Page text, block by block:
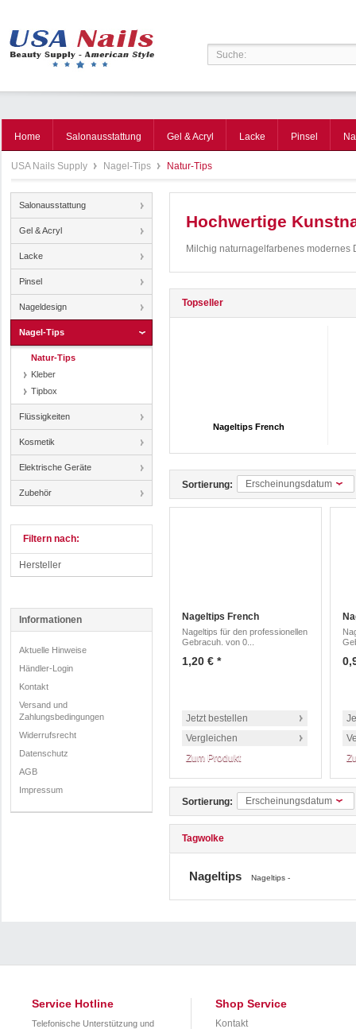
Home Salonausstattung Gel & Acryl Lacke Pinsel
USA Nails Supply Nagel-Tips Natur-Tips
Salonausstattung
Gel & Acryl
Lacke
Pinsel
Nageldesign
Nagel-Tips
Natur-Tips
Kleber
Tipbox
Flüssigkeiten
Kosmetik
Elektrische Geräte
Zubehör
Filtern nach:
Hersteller
Informationen
Aktuelle Hinweise
Händler-Login
Kontakt
Versand und
Zahlungsbedingungen
Widerrufsrecht
Datenschutz
AGB
Impressum
Hochwertige
Milchig naturnagelfarbenes
Topseller
Nageltips French
Sortierung: Erscheinungsdatum
Nageltips French
Nageltips für den professionellen
Gebracuh. von 0...
1,20 € *
Jetzt bestellen
Vergleichen
Zum Produkt
Sortierung: Erscheinungsdatum
Tagwolke
Nageltips Nageltips -
Service Hotline
Telefonische Unterstützung und
Shop Service
Kontakt